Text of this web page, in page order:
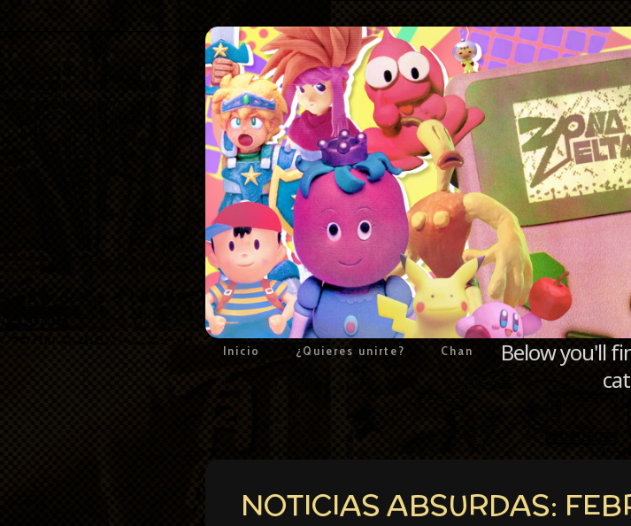
Inicio ¿Quieres unirte? Chan
Below you'll
NOTICIAS ABSURDAS: